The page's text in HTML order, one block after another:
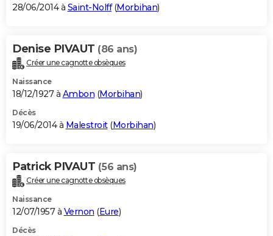
28/06/2014 à Saint-Nolff(Morbihan)
Denise PIVAUT (86 ans)
Créer une cagnotte obsèques
Naissance
18/12/1927 à Ambon (Morbihan)
Décès
19/06/2014 à Malestroit(Morbihan)
Patrick PIVAUT (56 ans)
Créer une cagnotte obsèques
Naissance
12/07/1957 à Vernon (Eure)
Décès